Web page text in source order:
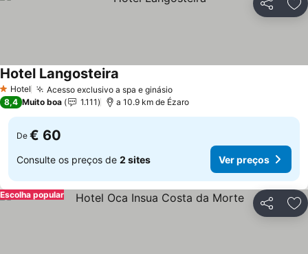
Partilhar
1 Estrelas
Hotel Acesso exclusivo a spa e ginásio
Hotel Langosteira
8,4 Muito boa 1.111 a 10.9 km de Ézaro
De € 60
Consulte os preços de 2 sites Ver preços
Partilhar
Escolha popular